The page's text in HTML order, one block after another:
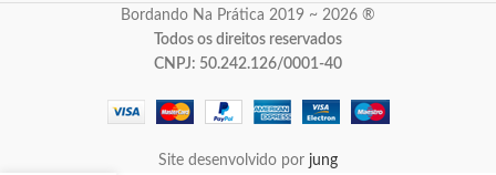
Bordando Na Prática 2019 ~ 2026 ®
Todos os direitos reservados
CNPJ: 50.242.126/0001-40
Site desenvolvido por jung